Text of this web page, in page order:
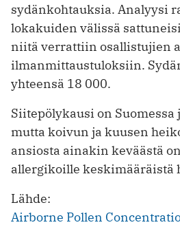
sydänkohtauksia. Analyysi
lokakuiden välissä
niitä verrattiin osallistujien
ilmanmittaustuloksiin.
yhteensä 18 000.
Siitepölykausi on Suomessa
mutta koivun ja kuusen
ansiosta ainakin keväästä
allergikoille keskimääräistä
Lähde:
Airborne Pollen